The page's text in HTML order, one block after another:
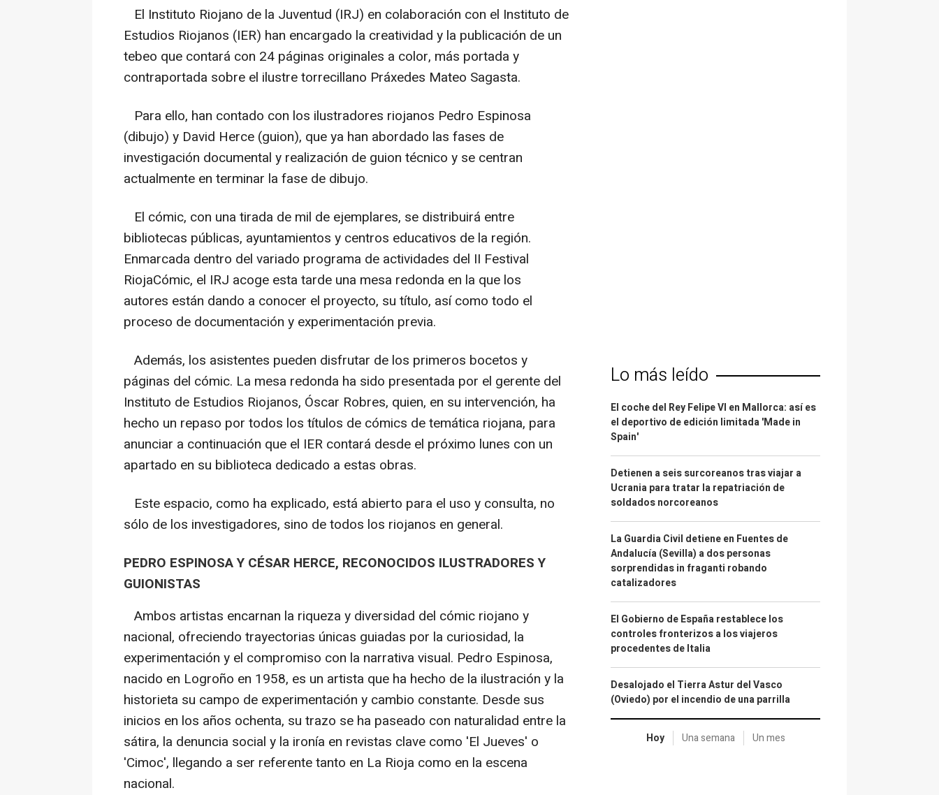
El Instituto Riojano de la Juventud (IRJ) en colaboración con el Instituto de
Estudios Riojanos (IER) han encargado la creatividad y la publicación de un
tebeo que contará con 24 páginas originales a color, más portada y
contraportada sobre el ilustre torrecillano Práxedes Mateo Sagasta.
Para ello, han contado con los ilustradores riojanos Pedro Espinosa
(dibujo) y David Herce (guion), que ya han abordado las fases de
investigación documental y realización de guion técnico y se centran
actualmente en terminar la fase de dibujo.
El cómic, con una tirada de mil de ejemplares, se distribuirá entre
bibliotecas públicas, ayuntamientos y centros educativos de la región.
Enmarcada dentro del variado programa de actividades del II Festival
RiojaCómic, el IRJ acoge esta tarde una mesa redonda en la que los
autores están dando a conocer el proyecto, su título, así como todo el
proceso de documentación y experimentación previa.
Además, los asistentes pueden disfrutar de los primeros bocetos y
páginas del cómic. La mesa redonda ha sido presentada por el gerente del
Instituto de Estudios Riojanos, Óscar Robres, quien, en su intervención, ha
hecho un repaso por todos los títulos de cómics de temática riojana, para
anunciar a continuación que el IER contará desde el próximo lunes con un
apartado en su biblioteca dedicado a estas obras.
Este espacio, como ha explicado, está abierto para el uso y consulta, no
sólo de los investigadores, sino de todos los riojanos en general.
PEDRO ESPINOSA Y CÉSAR HERCE, RECONOCIDOS ILUSTRADORES Y
GUIONISTAS
Ambos artistas encarnan la riqueza y diversidad del cómic riojano y
nacional, ofreciendo trayectorias únicas guiadas por la curiosidad, la
experimentación y el compromiso con la narrativa visual. Pedro Espinosa,
nacido en Logroño en 1958, es un artista que ha hecho de la ilustración y la
historieta su campo de experimentación y cambio constante. Desde sus
inicios en los años ochenta, su trazo se ha paseado con naturalidad entre la
sátira, la denuncia social y la ironía en revistas clave como 'El Jueves' o
'Cimoc', llegando a ser referente tanto en La Rioja como en la escena
nacional.
Lo más leído
El coche del Rey Felipe VI en Mallorca: así es
el deportivo de edición limitada 'Made in
Spain'
Detienen a seis surcoreanos tras viajar a
Ucrania para tratar la repatriación de
soldados norcoreanos
La Guardia Civil detiene en Fuentes de
Andalucía (Sevilla) a dos personas
sorprendidas in fraganti robando
catalizadores
El Gobierno de España restablece los
controles fronterizos a los viajeros
procedentes de Italia
Desalojado el Tierra Astur del Vasco
(Oviedo) por el incendio de una parrilla
Hoy Una semana Un mes